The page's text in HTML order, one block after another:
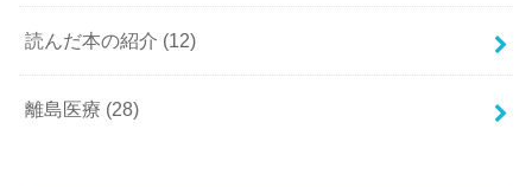
読んだ本の紹介 (12)
離島医療 (28)